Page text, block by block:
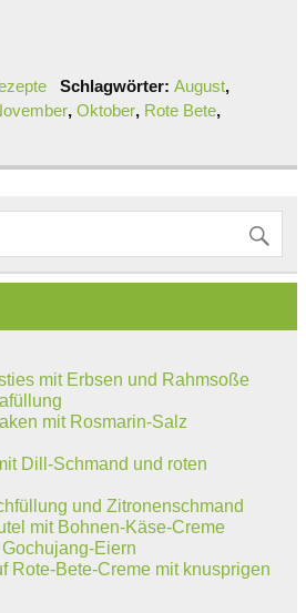
Schlagwörter: August,
, Oktober, Rote Bete,
mit Erbsen und Rahmsoße
mit Rosmarin-Salz
Dill-Schmand und roten
und Zitronenschmand
mit Bohnen-Käse-Creme
Eiern
Rote-Bete-Creme mit knusprigen